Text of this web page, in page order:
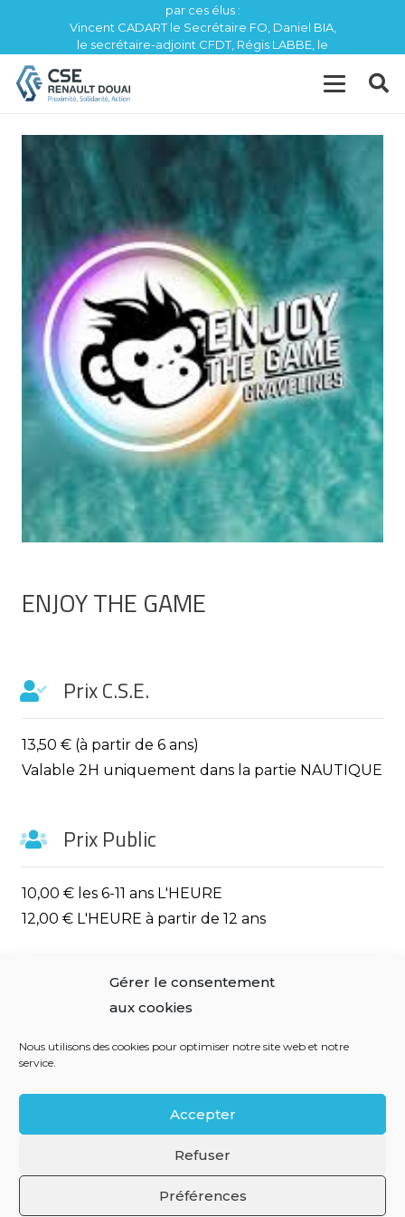
Gérer le consentement
aux cookies
Nous utilisons des cookies pour optimiser notre site web et notre
service.
Accepter
Refuser
Préférences
par ces élus :
Vincent CADART le Secrétaire FO, Daniel BIA,
le secrétaire-adjoint CFDT, Régis LABBE, le
ENJOY THE GAME
Prix C.S.E.
13,50 € (à partir de 6 ans)
Valable 2H uniquement dans la partie NAUTIQUE
Prix Public
10,00 € les 6-11 ans L'HEURE
12,00 € L'HEURE à partir de 12 ans
Observations
Savoir nager OBLIGATOIRE